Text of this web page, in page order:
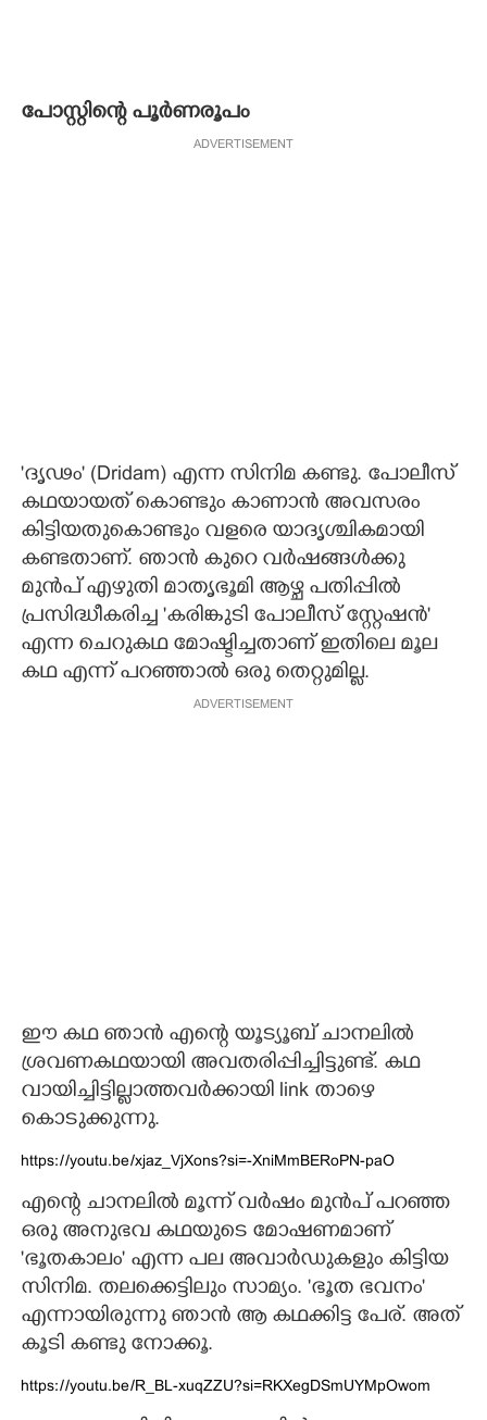
പോസ്റ്റിന്റെ പൂർണരൂപം
ADVERTISEMENT
"ദൃഢം" (Dridam) എന്ന സിനിമ കണ്ടു. പോലീസ്
കഥയായത് കൊണ്ടും കാണാൻ അവസരം
കിട്ടിയതുകൊണ്ടും വളരെ യാദൃശ്ചികമായി
കണ്ടതാണ്. ഞാൻ കുറെ വർഷങ്ങൾക്കു
മുൻപ് എഴുതി മാതൃഭൂമി ആഴ്ച പതിപ്പിൽ
പ്രസിദ്ധീകരിച്ച "കരിങ്കുടി പോലീസ് സ്റ്റേഷൻ"
എന്ന ചെറുകഥ മോഷ്ടിച്ചതാണ് ഇതിലെ മൂല
കഥ എന്ന് പറഞ്ഞാൽ ഒരു തെറ്റുമില്ല.
ADVERTISEMENT
ഈ കഥ ഞാൻ എന്റെ യൂട്യൂബ് ചാനലിൽ
ശ്രവണകഥയായി അവതരിപ്പിച്ചിട്ടുണ്ട്. കഥ
വായിച്ചിട്ടില്ലാത്തവർക്കായി link താഴെ
കൊടുക്കുന്നു.
https://youtu.be/xjaz_VjXons?si=-XniMmBERoPN-paO
എന്റെ ചാനലിൽ മൂന്ന് വർഷം മുൻപ് പറഞ്ഞ
ഒരു അനുഭവ കഥയുടെ മോഷണമാണ്
"ഭൂതകാലം" എന്ന പല അവാർഡുകളും കിട്ടിയ
സിനിമ. തലക്കെട്ടിലും സാമ്യം. 'ഭൂത ഭവനം'
എന്നായിരുന്നു ഞാൻ ആ കഥക്കിട്ട പേര്. അത്
കൂടി കണ്ടു നോക്കൂ.
https://youtu.be/R_BL-xuqZZU?si=RKXegDSmUYMpOwom